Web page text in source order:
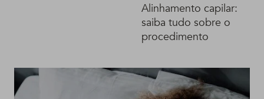
Alinhamento capilar:
saiba tudo sobre o
procedimento